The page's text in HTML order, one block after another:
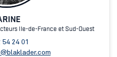
Ile-de-France et Sud-Ouest
54 24 01